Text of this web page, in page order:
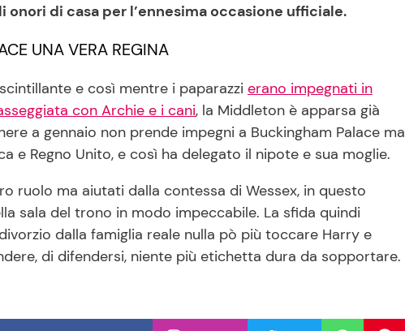
onori di casa per l’ennesima occasione ufficiale.
UNA VERA REGINA
e così mentre i paparazzi erano impegnati in
con Archie e i cani, la Middleton è apparsa già
a gennaio non prende impegni a Buckingham Palace ma
e Regno Unito, e così ha delegato il nipote e sua moglie.
ruolo ma aiutati dalla contessa di Wessex, in questo
sala del trono in modo impeccabile. La sfida quindi
dalla famiglia reale nulla pò più toccare Harry e
di difendersi, niente più etichetta dura da sopportare.